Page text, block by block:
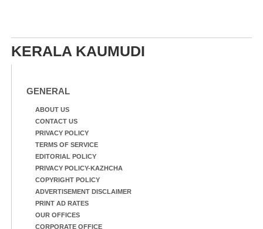
KERALA KAUMUDI
GENERAL
ABOUT US
CONTACT US
PRIVACY POLICY
TERMS OF SERVICE
EDITORIAL POLICY
PRIVACY POLICY-KAZHCHA
COPYRIGHT POLICY
ADVERTISEMENT DISCLAIMER
PRINT AD RATES
OUR OFFICES
CORPORATE OFFICE